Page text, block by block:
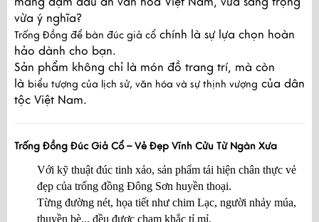
vừa ý nghĩa?
Trống Đồng để bàn đúc giả cổ chính là sự lựa chọn hoàn
hảo dành cho bạn.
Sản phẩm không chỉ là món đồ trang trí, mà còn
là biểu tượng của lịch sử, văn hóa và sự thịnh vượng của dân
tộc Việt Nam.
Trống Đồng Đúc Giả Cổ – Vẻ Đẹp Vĩnh Cửu Từ Ngàn Xưa
Với kỹ thuật đúc tinh xảo, sản phẩm tái hiện chân thực vẻ
đẹp của trống đồng Đông Sơn huyền thoại.
Từng đường nét, họa tiết như chim Lạc, người nhảy múa,
thuyền bè... đều được chạm khắc tỉ mỉ.